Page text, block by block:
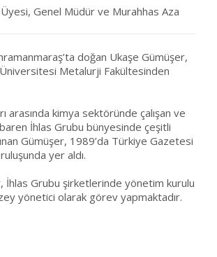
Genel Müdür ve Murahhas Aza
doğan Ukaşe Gümüşer,
Metalurji Fakültesinden
arasında kimya sektöründe çalışan ve
İhlas Grubu bünyesinde çeşitli
Gümüşer, 1989’da Türkiye Gazetesi
yer aldı.
İhlas Grubu şirketlerinde yönetim kurulu
yönetici olarak görev yapmaktadır.